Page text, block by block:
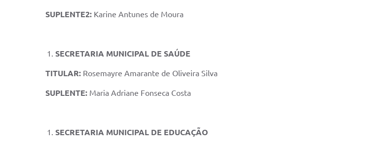
SUPLENTE2: Karine Antunes de Moura
SECRETARIA MUNICIPAL DE SAÚDE
TITULAR: Rosemayre Amarante de Oliveira Silva
SUPLENTE: Maria Adriane Fonseca Costa
SECRETARIA MUNICIPAL DE EDUCAÇÃO